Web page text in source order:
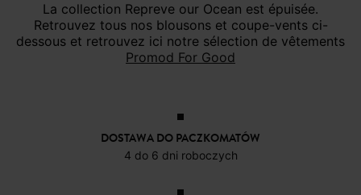
La collection Repreve our Ocean est épuisée.
Retrouvez tous nos blousons et coupe-vents ci-
dessous et retrouvez ici notre sélection de vêtements
Promod For Good
DOSTAWA DO PACZKOMATÓW
4 do 6 dni roboczych